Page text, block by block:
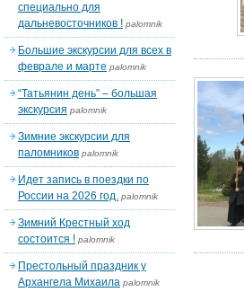
специально для
дальневосточников ! palomnik
Большие экскурсии для всех в
феврале и марте palomnik
“Татьянин день” – большая
экскурсия palomnik
Зимние экскурсии для
паломников palomnik
Идет запись в поездки по
России на 2026 год. palomnik
Зимний Крестный ход
состоится ! palomnik
Престольный праздник у
Архангела Михаила palomnik